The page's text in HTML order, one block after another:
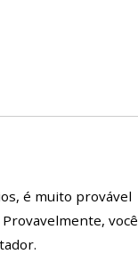
é muito provável
você